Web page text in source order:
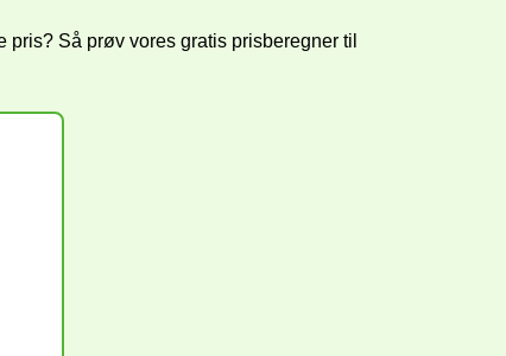
Så prøv vores gratis prisberegner til